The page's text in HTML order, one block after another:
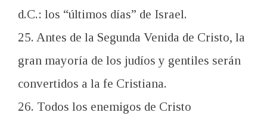
d.C.: los “últimos días” de Israel.
25. Antes de la Segunda Venida de Cristo, la
gran mayoría de los judíos y gentiles serán
convertidos a la fe Cristiana.
26. Todos los enemigos de Cristo